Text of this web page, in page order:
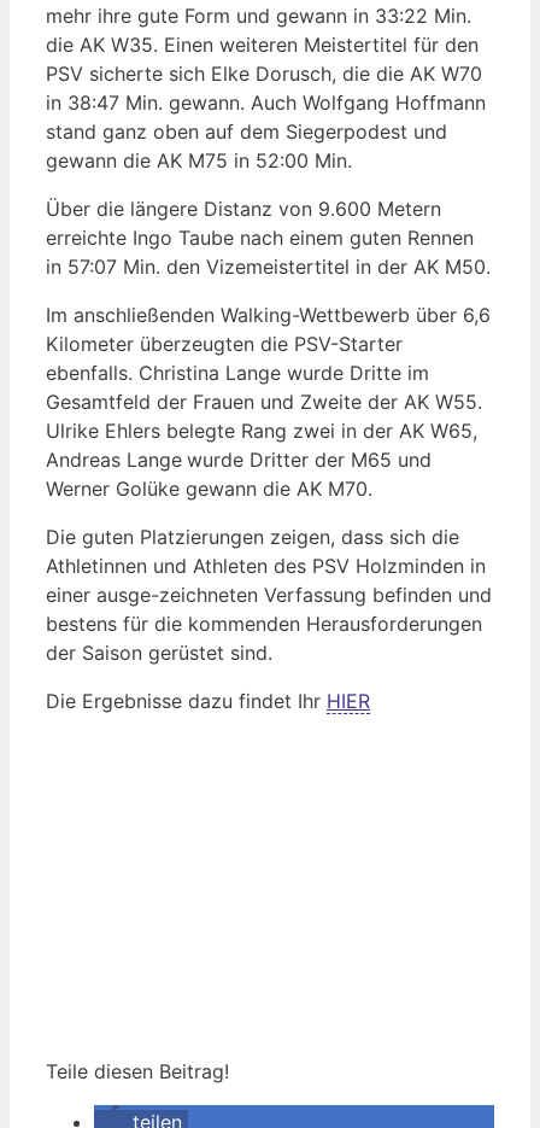
mehr ihre gute Form und gewann in 33:22 Min.
die AK W35. Einen weiteren Meistertitel für den
PSV sicherte sich Elke Dorusch, die die AK W70
in 38:47 Min. gewann. Auch Wolfgang Hoffmann
stand ganz oben auf dem Siegerpodest und
gewann die AK M75 in 52:00 Min.
Über die längere Distanz von 9.600 Metern
erreichte Ingo Taube nach einem guten Rennen
in 57:07 Min. den Vizemeistertitel in der AK M50.
Im anschließenden Walking-Wettbewerb über 6,6
Kilometer überzeugten die PSV-Starter
ebenfalls. Christina Lange wurde Dritte im
Gesamtfeld der Frauen und Zweite der AK W55.
Ulrike Ehlers belegte Rang zwei in der AK W65,
Andreas Lange wurde Dritter der M65 und
Werner Golüke gewann die AK M70.
Die guten Platzierungen zeigen, dass sich die
Athletinnen und Athleten des PSV Holzminden in
einer ausge-zeichneten Verfassung befinden und
bestens für die kommenden Herausforderungen
der Saison gerüstet sind.
Die Ergebnisse dazu findet Ihr HIER
Teile diesen Beitrag!
teilen